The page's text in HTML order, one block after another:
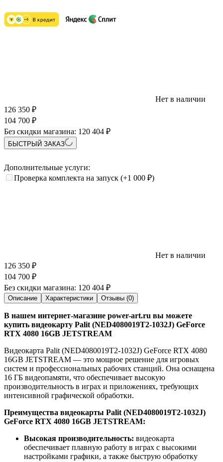
Нет в наличии
126 350 ₽
104 700 ₽
Без скидки магазина: 120 404 ₽
БЫСТРЫЙ ЗАКАЗ
Дополнительные услуги:
Проверка комплекта на запуск (+1 000 ₽)
Нет в наличии
126 350 ₽
104 700 ₽
Без скидки магазина: 120 404 ₽
Описание Характеристики Отзывы (0)
В нашем интернет-магазине power-art.ru вы можете
купить видеокарту Palit (NED4080019T2-1032J) GeForce
RTX 4080 16GB JETSTREAM
Видеокарта Palit (NED4080019T2-1032J) GeForce RTX 4080
16GB JETSTREAM — это мощное решение для игровых
систем и профессиональных рабочих станций. Она оснащена
16 ГБ видеопамяти, что обеспечивает высокую
производительность в играх и приложениях, требующих
интенсивной графической обработки.
Преимущества видеокарты Palit (NED4080019T2-1032J)
GeForce RTX 4080 16GB JETSTREAM:
Высокая производительность: видеокарта
обеспечивает плавную работу в играх с высокими
настройками графики, а также быструю обработку